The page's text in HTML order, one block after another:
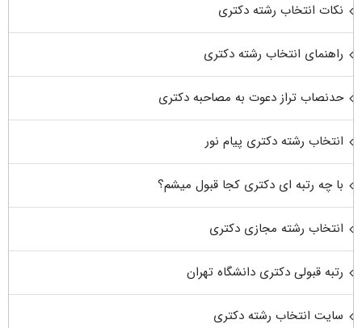
نکات انتخاب رشته دکتری
راهنمای انتخاب رشته دکتری
حدنصاب تراز دعوت به مصاحبه دکتری
انتخاب رشته دکتری پیام نور
با چه رتبه ای دکتری کجا قبول میشم؟
انتخاب رشته مجازی دکتری
رتبه قبولی دکتری دانشگاه تهران
سایت انتخاب رشته دکتری